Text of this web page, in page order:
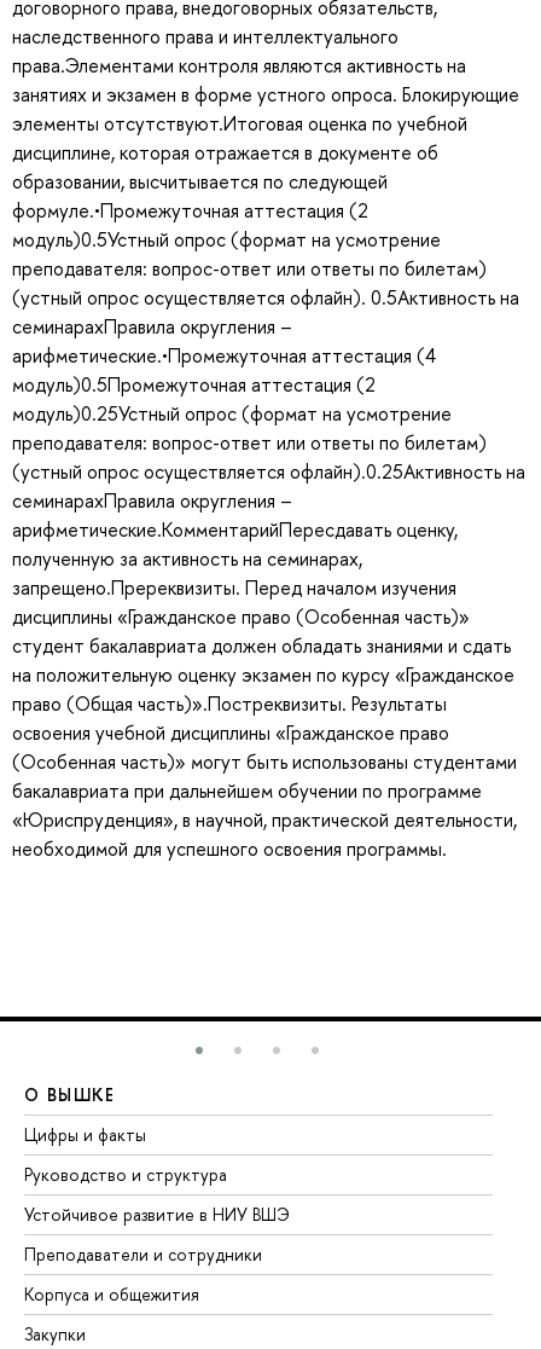
договорного права, внедоговорных обязательств,
наследственного права и интеллектуального
права.Элементами контроля являются активность на
занятиях и экзамен в форме устного опроса. Блокирующие
элементы отсутствуют.Итоговая оценка по учебной
дисциплине, которая отражается в документе об
образовании, высчитывается по следующей
формуле.•Промежуточная аттестация (2
модуль)0.5Устный опрос (формат на усмотрение
преподавателя: вопрос-ответ или ответы по билетам)
(устный опрос осуществляется офлайн). 0.5Активность на
семинарахПравила округления –
арифметические.•Промежуточная аттестация (4
модуль)0.5Промежуточная аттестация (2
модуль)0.25Устный опрос (формат на усмотрение
преподавателя: вопрос-ответ или ответы по билетам)
(устный опрос осуществляется офлайн).0.25Активность на
семинарахПравила округления –
арифметические.КомментарийПересдавать оценку,
полученную за активность на семинарах,
запрещено.Пререквизиты. Перед началом изучения
дисциплины «Гражданское право (Особенная часть)»
студент бакалавриата должен обладать знаниями и сдать
на положительную оценку экзамен по курсу «Гражданское
право (Общая часть)».Постреквизиты. Результаты
освоения учебной дисциплины «Гражданское право
(Особенная часть)» могут быть использованы студентами
бакалавриата при дальнейшем обучении по программе
«Юриспруденция», в научной, практической деятельности,
необходимой для успешного освоения программы.
О ВЫШКЕ
Цифры и факты
Руководство и структура
Устойчивое развитие в НИУ ВШЭ
Преподаватели и сотрудники
Корпуса и общежития
Закупки